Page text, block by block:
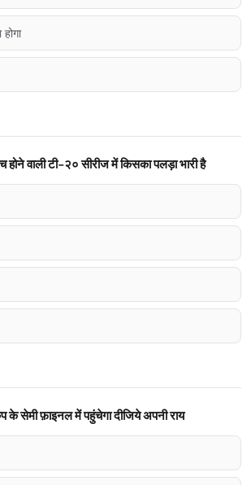
वाली टी-२० सीरीज में किसका पलड़ा भारी है
के सेमी फ़ाइनल में पहुंचेगा दीजिये अपनी राय